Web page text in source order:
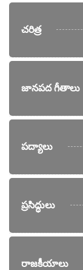
చరిత్ర
జానపద గీతాలు
పద్యాలు
ప్రసిద్ధులు
రాజకీయాలు